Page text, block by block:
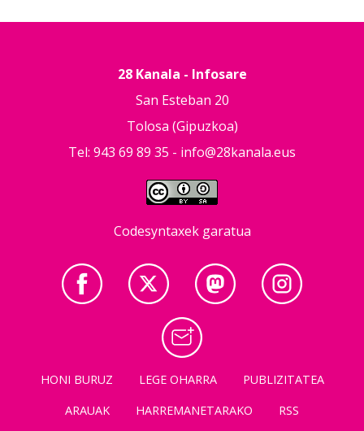
28 Kanala - Infosare
San Esteban 20
Tolosa (Gipuzkoa)
Tel: 943 69 89 35 - info@28kanala.eus
Codesyntaxek garatua
HONI BURUZ LEGE OHARRA
PUBLIZITATEA
ARAUAK
HARREMANETARAKO RSS